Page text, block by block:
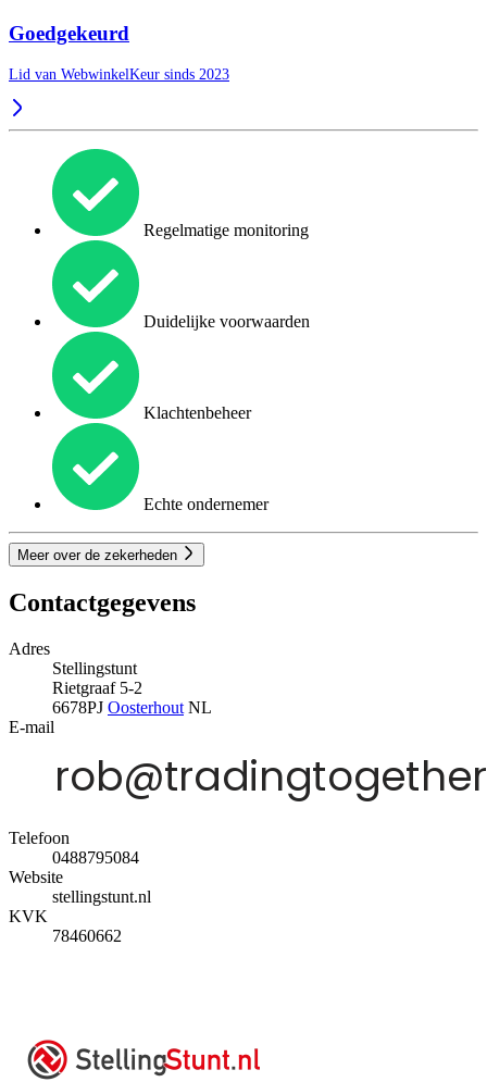
Goedgekeurd
Lid van WebwinkelKeur sinds 2023
Regelmatige monitoring
Duidelijke voorwaarden
Klachtenbeheer
Echte ondernemer
Meer over de zekerheden
Contactgegevens
Adres
Stellingstunt
Rietgraaf 5-2
6678PJ Oosterhout NL
E-mail
Telefoon
0488795084
Website
stellingstunt.nl
KVK
78460662